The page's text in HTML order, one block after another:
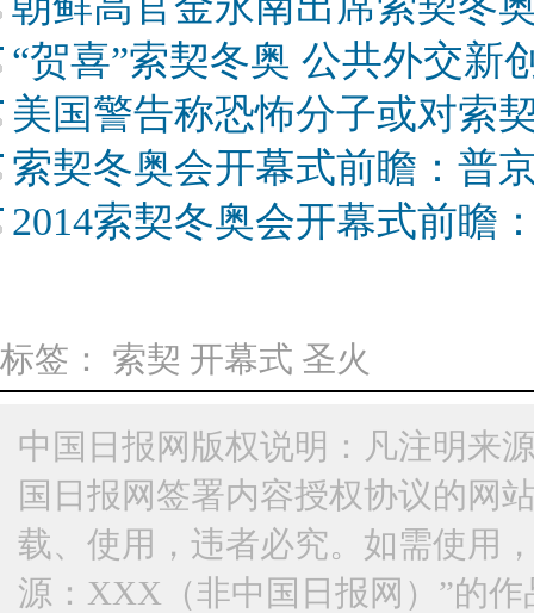
“贺喜”索契冬奥 公共外交新
美国警告称恐怖分子或对索
索契冬奥会开幕式前瞻：普
2014索契冬奥会开幕式前瞻
标签： 索契 开幕式 圣火
中国日报网版权说明：凡注明来
国日报网签署内容授权协议的网
载、使用，违者必究。如需使用
源：XXX（非中国日报网）”的